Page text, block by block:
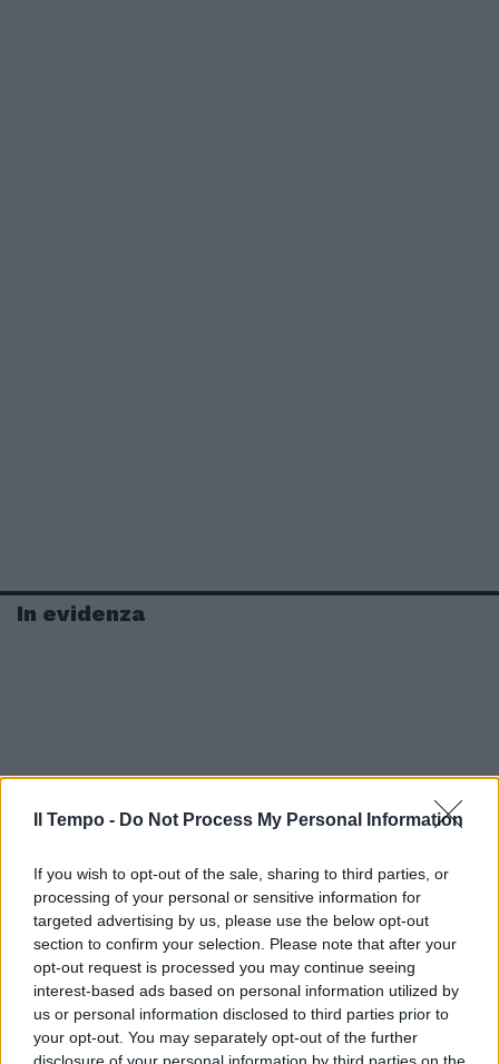
Il Tempo - Do Not Process My Personal Information
If you wish to opt-out of the sale, sharing to third parties, or
processing of your personal or sensitive information for
targeted advertising by us, please use the below opt-out
section to confirm your selection. Please note that after your
opt-out request is processed you may continue seeing
interest-based ads based on personal information utilized by
us or personal information disclosed to third parties prior to
your opt-out. You may separately opt-out of the further
disclosure of your personal information by third parties on the
In evidenza